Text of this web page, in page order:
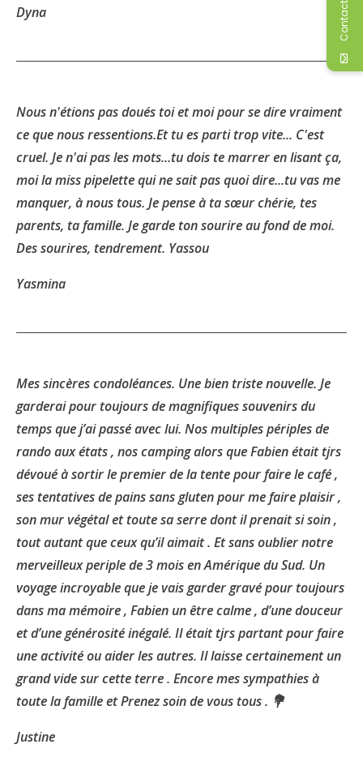
Dyna
Nous n'étions pas doués toi et moi pour se dire vraiment
ce que nous ressentions.Et tu es parti trop vite... C'est
cruel. Je n'ai pas les mots...tu dois te marrer en lisant ça,
moi la miss pipelette qui ne sait pas quoi dire...tu vas me
manquer, à nous tous. Je pense à ta sœur chérie, tes
parents, ta famille. Je garde ton sourire au fond de moi.
Des sourires, tendrement. Yassou
Yasmina
Mes sincères condoléances. Une bien triste nouvelle. Je
garderai pour toujours de magnifiques souvenirs du
temps que j’ai passé avec lui. Nos multiples périples de
rando aux états , nos camping alors que Fabien était tjrs
dévoué à sortir le premier de la tente pour faire le café ,
ses tentatives de pains sans gluten pour me faire plaisir ,
son mur végétal et toute sa serre dont il prenait si soin ,
tout autant que ceux qu’il aimait . Et sans oublier notre
merveilleux periple de 3 mois en Amérique du Sud. Un
voyage incroyable que je vais garder gravé pour toujours
dans ma mémoire , Fabien un être calme , d’une douceur
et d’une générosité inégalé. Il était tjrs partant pour faire
une activité ou aider les autres. Il laisse certainement un
grand vide sur cette terre . Encore mes sympathies à
toute la famille et Prenez soin de vous tous . 💐
Justine